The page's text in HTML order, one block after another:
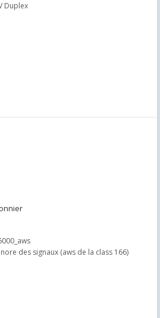
Duplex
des signaux (aws de la class 166)